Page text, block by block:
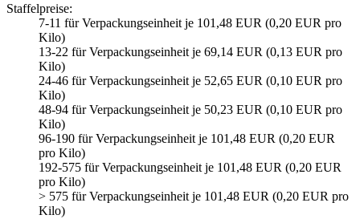
Staffelpreise:
7-11 für Verpackungseinheit je 101,48 EUR (0,20 EUR pro
Kilo)
13-22 für Verpackungseinheit je 69,14 EUR (0,13 EUR pro
Kilo)
24-46 für Verpackungseinheit je 52,65 EUR (0,10 EUR pro
Kilo)
48-94 für Verpackungseinheit je 50,23 EUR (0,10 EUR pro
Kilo)
96-190 für Verpackungseinheit je 101,48 EUR (0,20 EUR
pro Kilo)
192-575 für Verpackungseinheit je 101,48 EUR (0,20 EUR
pro Kilo)
> 575 für Verpackungseinheit je 101,48 EUR (0,20 EUR pro
Kilo)